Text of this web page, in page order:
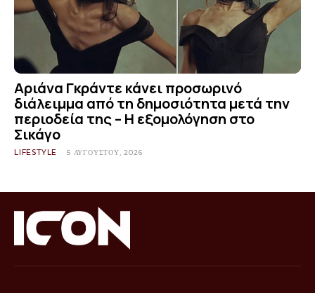
Αριάνα Γκράντε κάνει προσωρινό
διάλειμμα από τη δημοσιότητα μετά την
περιοδεία της – Η εξομολόγηση στο
Σικάγο
LIFESTYLE 5 ΑΥΓΟΎΣΤΟΥ, 2026